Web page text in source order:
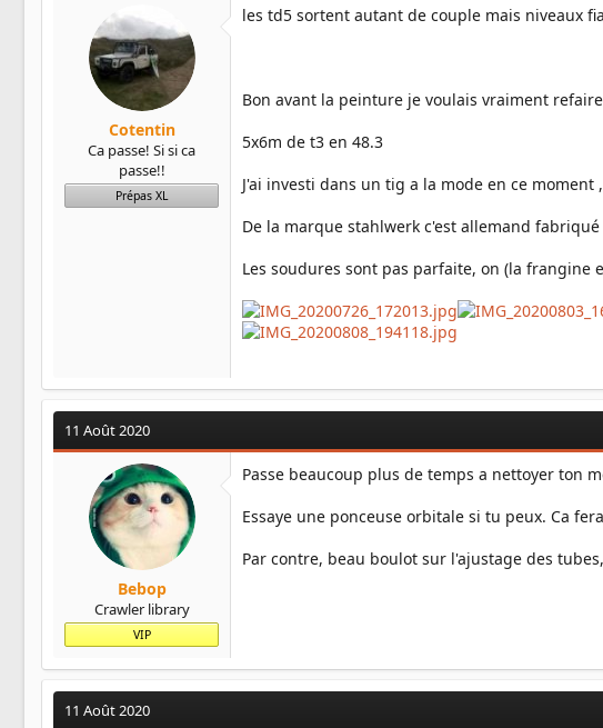
Cotentin
Ca passe! Si si ca
passe!!
Prépas XL
les td5 sortent autant de couple mais niveaux
Bon avant la peinture je voulais vraiment
5x6m de t3 en 48.3
J'ai investi dans un tig a la mode en ce
De la marque stahlwerk c'est allemand
Les soudures sont pas parfaite, on (la frangine
11 Août 2020
Bebop
Crawler library
VIP
Passe beaucoup plus de temps a nettoyer ton
Essaye une ponceuse orbitale si tu peux. Ca
Par contre, beau boulot sur l'ajustage des
11 Août 2020